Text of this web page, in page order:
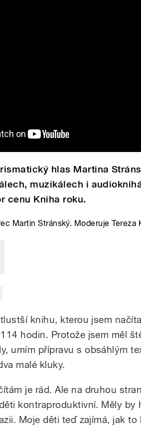
hlas Martina
muzikálech i
cenu Kniha roku.
Martin Stránský. Moderuje Tereza
knihu, kterou jsem
hodin. Protože jsem měl
umím přípravu s obsáhlým
malé kluky.
je rád. Ale na druhou
kontraproduktivní. Měly by
Moje děti teď zajímá, jak to